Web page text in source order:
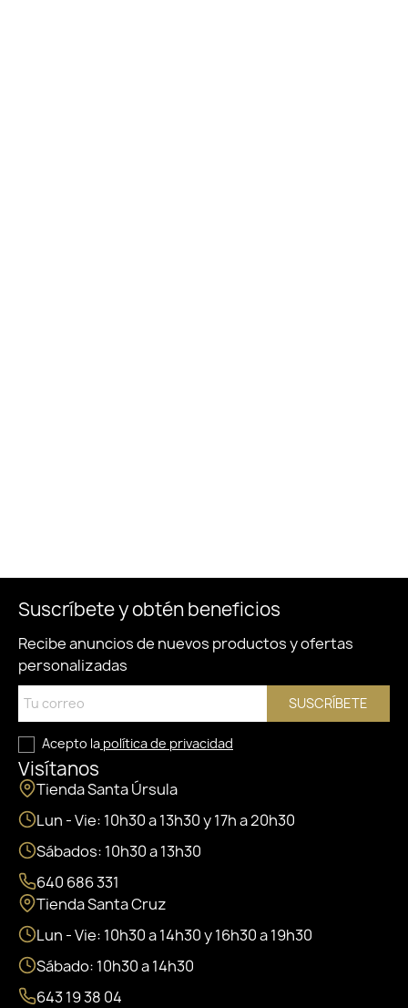
Suscríbete y obtén beneficios
Recibe anuncios de nuevos productos y ofertas
personalizadas
SUSCRÍBETE
Acepto la política de privacidad
Visítanos
Tienda Santa Úrsula
Lun - Vie: 10h30 a 13h30 y 17h a 20h30
Sábados: 10h30 a 13h30
640 686 331
Tienda Santa Cruz
Lun - Vie: 10h30 a 14h30 y 16h30 a 19h30
Sábado: 10h30 a 14h30
643 19 38 04